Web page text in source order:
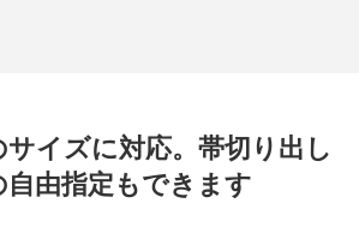
サイズに対応。帯切り出し
⾃由指定もできます